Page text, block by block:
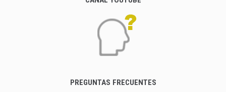
PREGUNTAS FRECUENTES